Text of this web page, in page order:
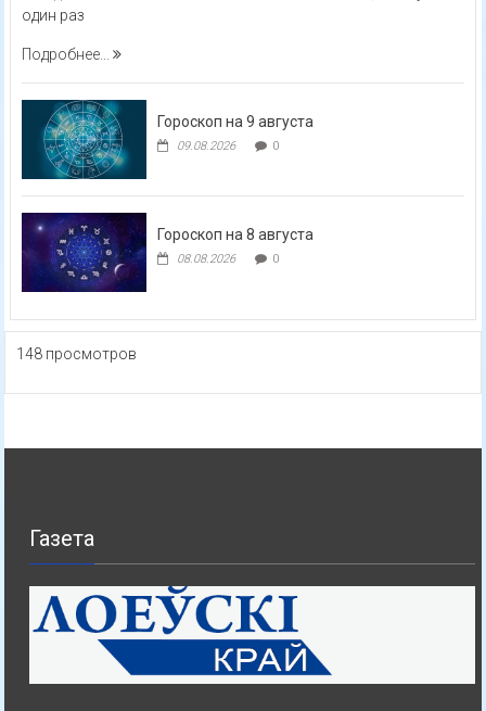
один раз
Подробнее...
Гороскоп на 9 августа
09.08.2026 0
Гороскоп на 8 августа
08.08.2026 0
148 просмотров
Газета